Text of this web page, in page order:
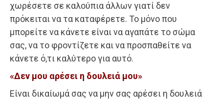
χωρέσετε σε καλούπια άλλων γιατί δεν
πρόκειται να τα καταφέρετε. Το μόνο που
μπορείτε να κάνετε είναι να αγαπάτε το σώμα
σας, να το φροντίζετε και να προσπαθείτε να
κάνετε ό,τι καλύτερο για αυτό.
«Δεν μου αρέσει η δουλειά μου»
Είναι δικαίωμά σας να μην σας αρέσει η δουλειά